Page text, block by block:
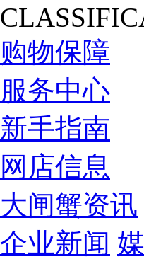
购物保障
服务中心
新手指南
网店信息
大闸蟹资讯
企业新闻